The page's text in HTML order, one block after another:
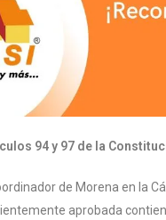
94 y 97 de la
de Morena en la
aprobada